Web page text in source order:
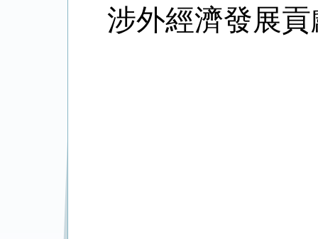
涉外經濟發展